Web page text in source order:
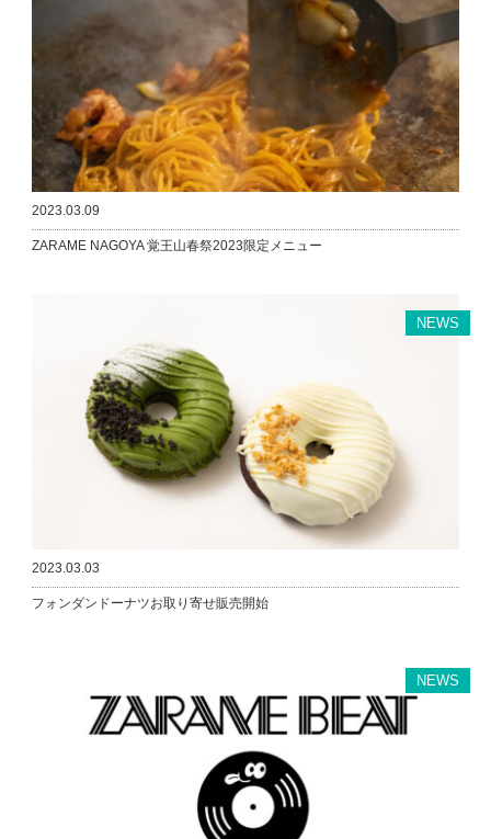
2023.03.09
ZARAME NAGOYA 覚王山春祭2023限定メニュー
NEWS
2023.03.03
フォンダンドーナツお取り寄せ販売開始
NEWS